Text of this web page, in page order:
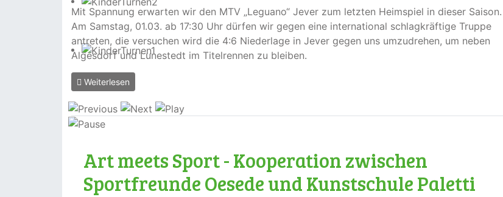
Mit Spannung erwarten wir den MTV „Leguano“ Jever zum letzten Heimspiel in dieser Saison.
Am Samstag, 01.03. ab 17:30 Uhr dürfen wir gegen eine international schlagkräftige Truppe
antreten, die versuchen wird die 4:6 Niederlage in Jever gegen uns umzudrehen, um neben
Algesdorf und Lunestedt im Titelrennen zu bleiben.
Weiterlesen
Art meets Sport - Kooperation zwischen
Sportfreunde Oesede und Kunstschule Paletti